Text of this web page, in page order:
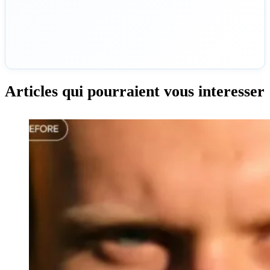
Articles qui pourraient vous interesser